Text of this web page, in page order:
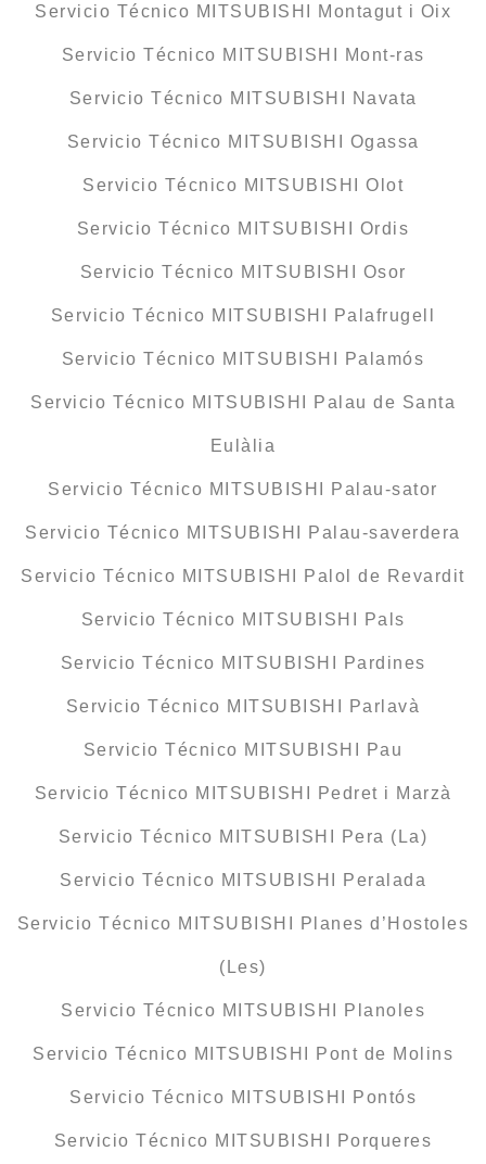
Servicio Técnico MITSUBISHI Montagut i Oix
Servicio Técnico MITSUBISHI Mont-ras
Servicio Técnico MITSUBISHI Navata
Servicio Técnico MITSUBISHI Ogassa
Servicio Técnico MITSUBISHI Olot
Servicio Técnico MITSUBISHI Ordis
Servicio Técnico MITSUBISHI Osor
Servicio Técnico MITSUBISHI Palafrugell
Servicio Técnico MITSUBISHI Palamós
Servicio Técnico MITSUBISHI Palau de Santa
Eulàlia
Servicio Técnico MITSUBISHI Palau-sator
Servicio Técnico MITSUBISHI Palau-saverdera
Servicio Técnico MITSUBISHI Palol de Revardit
Servicio Técnico MITSUBISHI Pals
Servicio Técnico MITSUBISHI Pardines
Servicio Técnico MITSUBISHI Parlavà
Servicio Técnico MITSUBISHI Pau
Servicio Técnico MITSUBISHI Pedret i Marzà
Servicio Técnico MITSUBISHI Pera (La)
Servicio Técnico MITSUBISHI Peralada
Servicio Técnico MITSUBISHI Planes d’Hostoles
(Les)
Servicio Técnico MITSUBISHI Planoles
Servicio Técnico MITSUBISHI Pont de Molins
Servicio Técnico MITSUBISHI Pontós
Servicio Técnico MITSUBISHI Porqueres